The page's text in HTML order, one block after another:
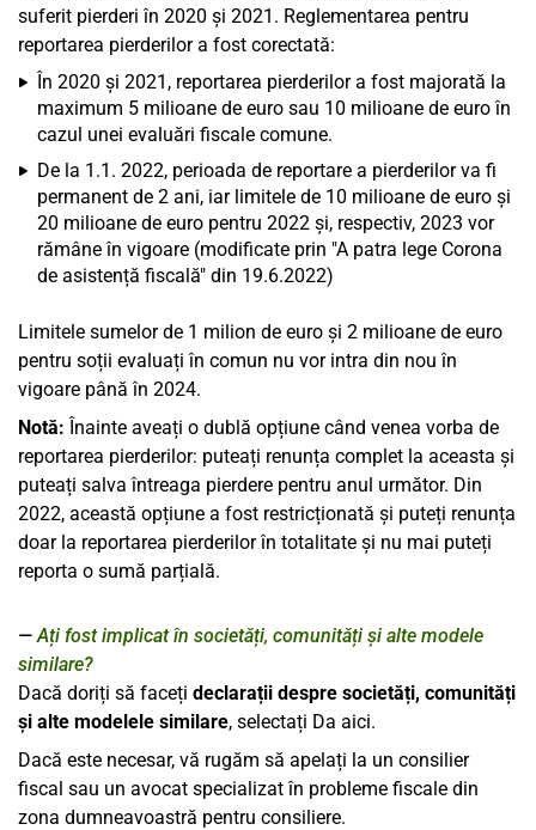
suferit pierderi în 2020 și 2021. Reglementarea pentru
reportarea pierderilor a fost corectată:
În 2020 și 2021, reportarea pierderilor a fost majorată la
maximum 5 milioane de euro sau 10 milioane de euro în
cazul unei evaluări fiscale comune.
De la 1.1. 2022, perioada de reportare a pierderilor va fi
permanent de 2 ani, iar limitele de 10 milioane de euro și
20 milioane de euro pentru 2022 și, respectiv, 2023 vor
rămâne în vigoare (modificate prin "A patra lege Corona
de asistență fiscală" din 19.6.2022)
Limitele sumelor de 1 milion de euro și 2 milioane de euro
pentru soții evaluați în comun nu vor intra din nou în
vigoare până în 2024.
Notă: Înainte aveați o dublă opțiune când venea vorba de
reportarea pierderilor: puteați renunța complet la aceasta și
puteați salva întreaga pierdere pentru anul următor. Din
2022, această opțiune a fost restricționată și puteți renunța
doar la reportarea pierderilor în totalitate și nu mai puteți
reporta o sumă parțială.
Ați fost implicat în societăți, comunități și alte modele
similare?
Dacă doriți să faceți declarații despre societăți, comunități
și alte modelele similare, selectați Da aici.
Dacă este necesar, vă rugăm să apelați la un consilier
fiscal sau un avocat specializat în probleme fiscale din
zona dumneavoastră pentru consiliere.